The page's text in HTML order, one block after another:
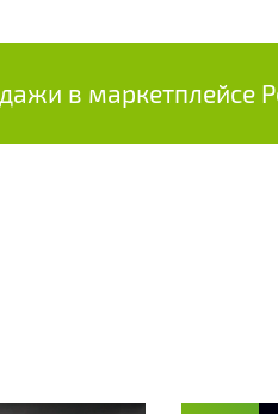
в маркетплейсе